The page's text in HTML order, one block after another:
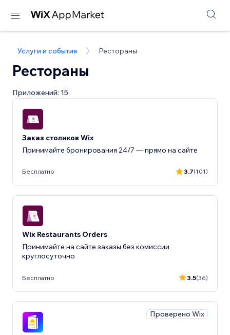
Услуги и события Рестораны
Рестораны
Приложений: 15
Заказ столиков Wix
Принимайте бронирования 24/7 — прямо на сайте
Бесплатно 3.7(101)
Wix Restaurants Orders
Принимайте на сайте заказы без комиссии
круглосуточно
Бесплатно 3.5(36)
Проверено Wix